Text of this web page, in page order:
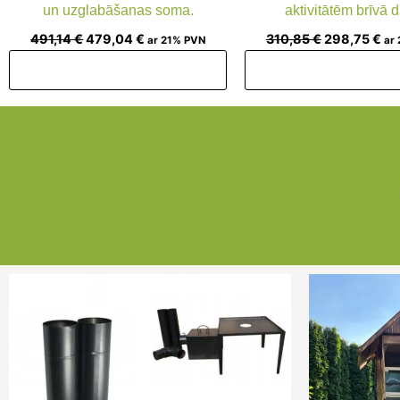
un uzglabāšanas soma.
491,14€479,04€ ar 21% PVN
aktivitātēm brīvā
310,85€298,75€ ar